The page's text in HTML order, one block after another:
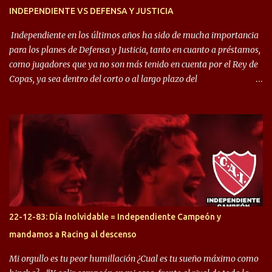
INDEPENDIENTE VS DEFENSA Y JUSTICIA
Independiente en los últimos años ha sido de mucha importancia
para los planes de Defensa y Justicia, tanto en cuanto a préstamos,
como jugadores que ya no son más tenido en cuenta por el Rey de
Copas, ya sea dentro del corto o al largo plazo del
Halcón de Varela, como lo es Brian Romero, quien paso a
préstamo allí durante el último mercado de pases y ha rendido de
gran manera, convirtiendo goles importantes, sobre todo en la
copa sudamericana. Pero no sucedió lo mismo en cuanto al
rendimiento que ha producido en el Rojo. Pasando a jugadores que
jugaron en Defensa y ahora están en el rojo, tenemos a la dupla
Gastón Togni y Domingo Blanco, donde ambos explotaron
futbolísticamente hablando en el equipo de Varela, donde, por
ejemplo, el caso de Mingo llego a ser tenido en cuenta para el
Seleccionado Argentino, rendimiento que aún no ha logrado
mostrar en Independiente. En e...
22-12-83: Día Inolvidable = Independiente Campeón y
mandamos a Racing al descenso
Mi orgullo es tu peor humillación ¿Cual es tu sueño máximo como